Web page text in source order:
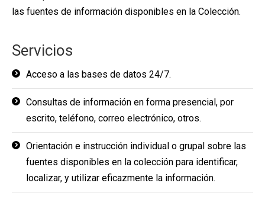
las fuentes de información disponibles en la Colección.
Servicios
Acceso a las bases de datos 24/7.
Consultas de información en forma presencial, por
escrito, teléfono, correo electrónico, otros.
Orientación e instrucción individual o grupal sobre las
fuentes disponibles en la colección para identificar,
localizar, y utilizar eficazmente la información.